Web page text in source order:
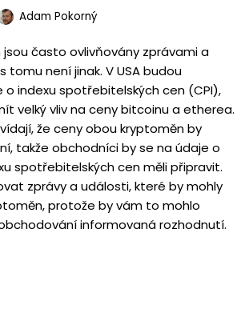
Adam Pokorný
často ovlivňovány zprávami a
tomu není jinak. V USA budou
o indexu spotřebitelských cen (CPI),
velký vliv na ceny bitcoinu a etherea.
že ceny obou kryptoměn by
takže obchodníci by se na údaje o
spotřebitelských cen měli připravit.
zprávy a události, které by mohly
protože by vám to mohlo
informovaná rozhodnutí.